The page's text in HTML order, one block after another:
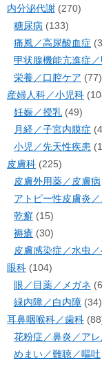
内分泌代謝 (270)
糖尿病 (133)
痛風／高尿酸血症
甲状腺機能亢進症
栄養／口腔ケア (77)
産婦人科／小児科
妊娠／授乳 (49)
月経／子宮内膜症
小児／先天性疾患
皮膚科 (225)
皮膚外用薬／皮膚病
アトピー性皮膚炎
乾癬 (15)
褥瘡 (30)
皮膚感染症／水虫
眼科 (104)
眼／目薬／メガネ
緑内障／白内障 (34)
耳鼻咽喉科／歯科
花粉症／鼻炎／ア
めまい／難聴／嘔吐